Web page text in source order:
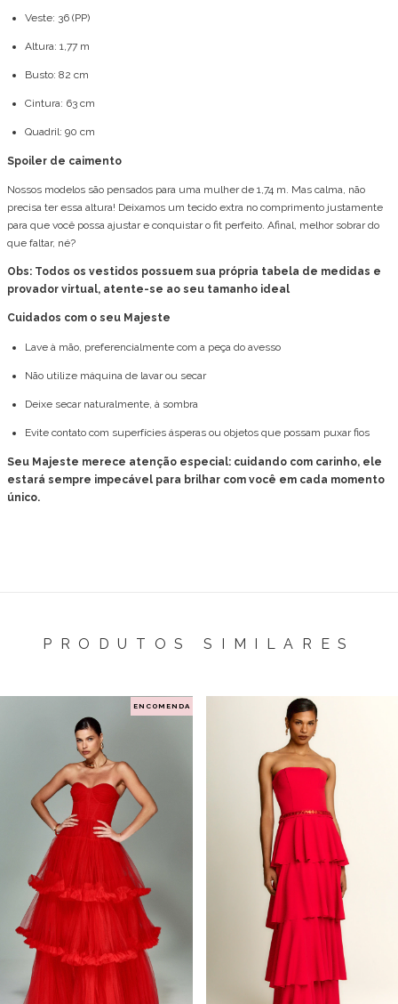
Veste: 36 (PP)
Altura: 1,77 m
Busto: 82 cm
Cintura: 63 cm
Quadril: 90 cm
Spoiler de caimento
Nossos modelos são pensados para uma mulher de 1,74 m. Mas calma, não
precisa ter essa altura! Deixamos um tecido extra no comprimento justamente
para que você possa ajustar e conquistar o fit perfeito. Afinal, melhor sobrar do
que faltar, né?
Obs: Todos os vestidos possuem sua própria tabela de medidas e
provador virtual, atente-se ao seu tamanho ideal
Cuidados com o seu Majeste
Lave à mão, preferencialmente com a peça do avesso
Não utilize máquina de lavar ou secar
Deixe secar naturalmente, à sombra
Evite contato com superfícies ásperas ou objetos que possam puxar fios
Seu Majeste merece atenção especial: cuidando com carinho, ele
estará sempre impecável para brilhar com você em cada momento
único.
PRODUTOS SIMILARES
ENCOMENDA